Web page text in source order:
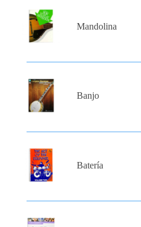
Mandolina
Banjo
Batería